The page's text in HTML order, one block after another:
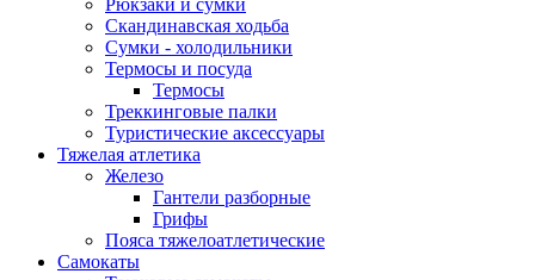
Скандинавская ходьба
Сумки - холодильники
Термосы и посуда
Термосы
Треккинговые палки
Туристические аксессуары
Тяжелая атлетика
Железо
Гантели разборные
Грифы
Пояса тяжелоатлетические
Самокаты